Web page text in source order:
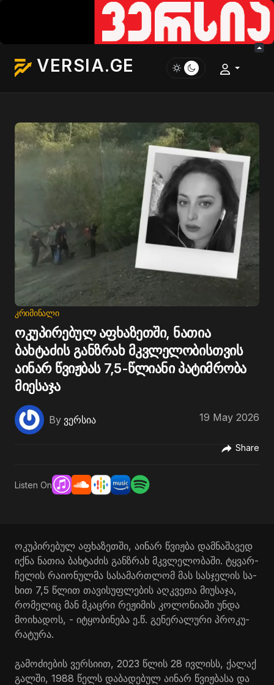
VERSIA.GE
ᲙᲠᲘᲛᲘᲜᲐᲚᲘ
ოკუპირებულ აფხაზეთში, ნათია
ბახტაძის განზრახ მკვლელობისთვის
აინარ წვიჟბას 7,5-წლიანი პატიმრობა
მიესაჯა
By ვერსია 19 May 2026
Share
Listen On
ოკუ­პი­რე­ბულ აფხა­ზეთ­ში, აი­ნარ წვიჟ­ბა დამ­ნა­შა­ვედ
იქნა ნა­თია ბახ­ტა­ძის გან­ზრახ მკვლე­ლო­ბა­ში. ტყვარ­
ჩე­ლის რა­ი­ო­ნულ­მა სა­სა­მარ­თლომ მას სას­ჯე­ლის სა­
ხით 7,5 წლით თა­ვი­სუფ­ლე­ბის აღ­კვე­თა მი­უ­სა­ჯა,
რო­მე­ლიც მან მკაც­რი რე­ჟი­მის კო­ლო­ნი­ა­ში უნდა
მო­ი­ხა­დოს, - იტყო­ბი­ნე­ბა ე.წ. გე­ნე­რა­ლუ­რი პრო­კუ­
რა­ტუ­რა.
გა­მო­ძი­ე­ბის ვერ­სი­ით, 2023 წლის 28 ივ­ლისს, ქა­ლაქ
გალ­ში, 1988 წელს და­ბა­დე­ბულ აი­ნარ წვიჟ­ბა­სა და